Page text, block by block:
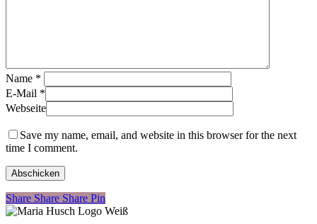
Name *
E-Mail *
Webseite
Save my name, email, and website in this browser for the next
time I comment.
Share
Share Share Share Pin